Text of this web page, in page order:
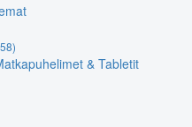
& Tabletit